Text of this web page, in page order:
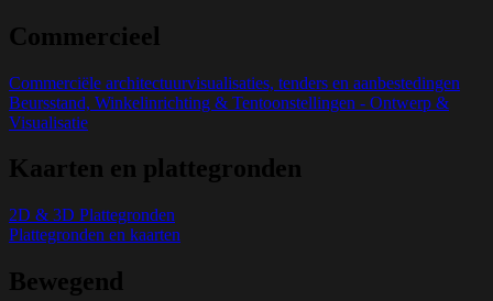
Commercieel
Commerciële architectuurvisualisaties, tenders en aanbestedingen
Beursstand, Winkelinrichting & Tentoonstellingen - Ontwerp &
Visualisatie
Kaarten en plattegronden
2D & 3D Plattegronden
Plattegronden en kaarten
Bewegend